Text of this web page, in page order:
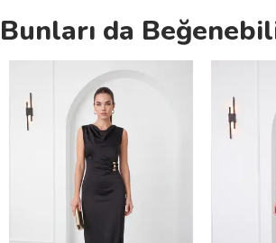
Bunları da